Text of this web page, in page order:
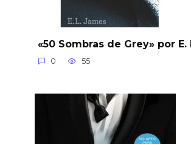
«50 Sombras de Grey» por E.
0 55